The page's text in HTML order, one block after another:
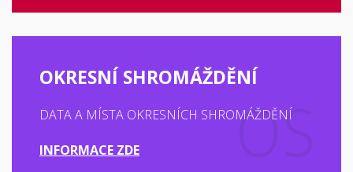
OKRESNÍ SHROMÁŽDĚNÍ
DATA A MÍSTA OKRESNÍCH SHROMÁŽDĚNÍ
INFORMACE ZDE